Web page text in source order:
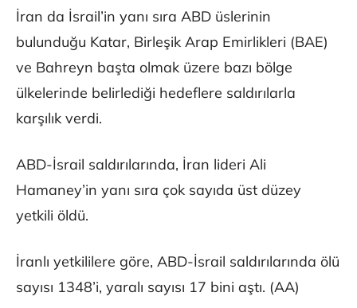
İran da İsrail’in yanı sıra ABD üslerinin
bulunduğu Katar, Birleşik Arap Emirlikleri (BAE)
ve Bahreyn başta olmak üzere bazı bölge
ülkelerinde belirlediği hedeflere saldırılarla
karşılık verdi.
ABD-İsrail saldırılarında, İran lideri Ali
Hamaney’in yanı sıra çok sayıda üst düzey
yetkili öldü.
İranlı yetkililere göre, ABD-İsrail saldırılarında ölü
sayısı 1348’i, yaralı sayısı 17 bini aştı. (AA)